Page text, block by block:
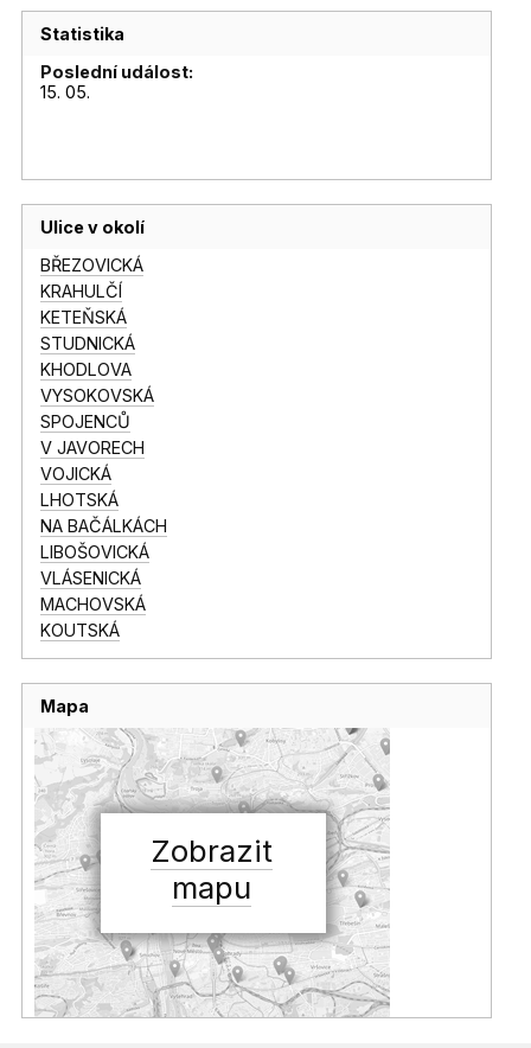
Statistika
Poslední událost:
15. 05.
Ulice v okolí
BŘEZOVICKÁ
KRAHULČÍ
KETEŇSKÁ
STUDNICKÁ
KHODLOVA
VYSOKOVSKÁ
SPOJENCŮ
V JAVORECH
VOJICKÁ
LHOTSKÁ
NA BAČÁLKÁCH
LIBOŠOVICKÁ
VLÁSENICKÁ
MACHOVSKÁ
KOUTSKÁ
Mapa
Zobrazit
mapu